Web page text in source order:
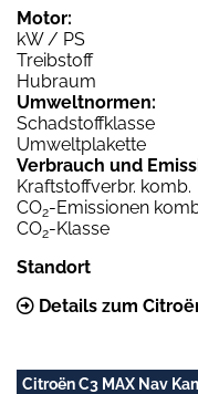
Motor:
kW / PS
Treibstoff
Hubraum
Umweltnormen:
Schadstoffklasse
Umweltplakette
Verbrauch und
Kraftstoffverbr. komb.
CO2-Emissionen
CO2-Klasse
Standort
Details zum
Citroën C3 MAX Nav